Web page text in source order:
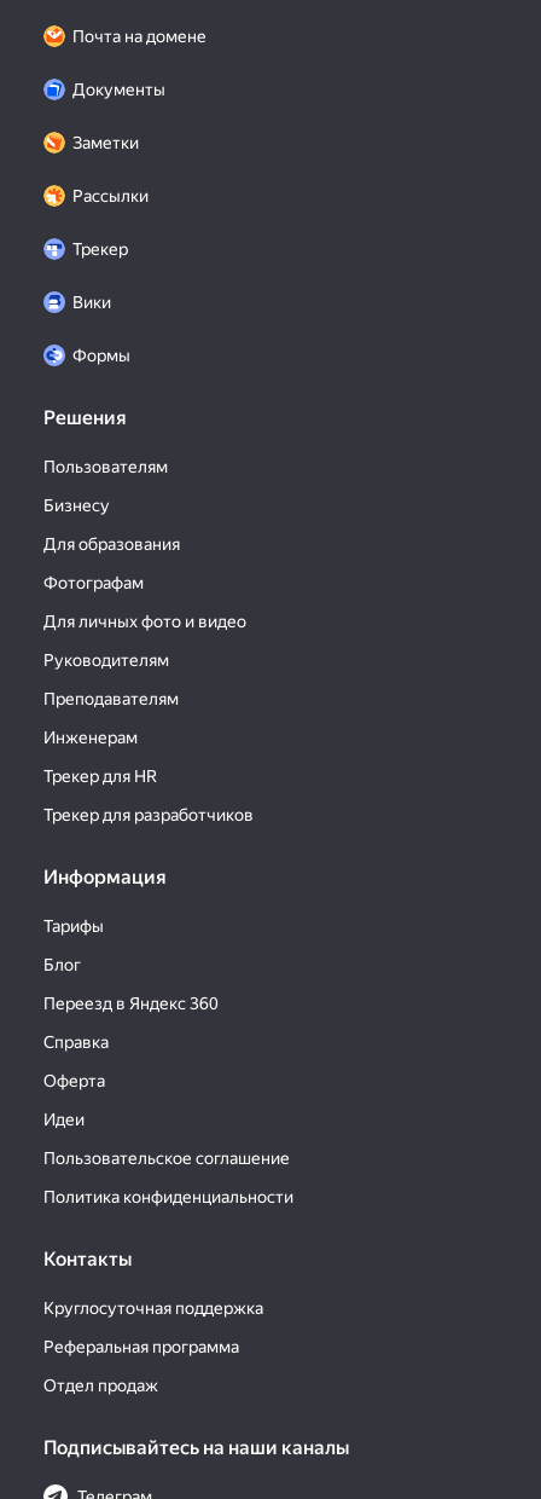
Почта на домене
Документы
Заметки
Рассылки
Трекер
Вики
Формы
Решения
Пользователям
Бизнесу
Для образования
Фотографам
Для личных фото и видео
Руководителям
Преподавателям
Инженерам
Трекер для HR
Трекер для разработчиков
Информация
Тарифы
Блог
Переезд в Яндекс 360
Справка
Оферта
Идеи
Пользовательское соглашение
Политика конфиденциальности
Контакты
Круглосуточная поддержка
Реферальная программа
Отдел продаж
Подписывайтесь на наши каналы